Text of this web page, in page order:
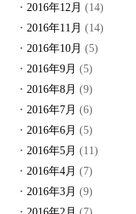
2016年12月 (14)
2016年11月 (14)
2016年10月 (5)
2016年9月 (5)
2016年8月 (9)
2016年7月 (6)
2016年6月 (5)
2016年5月 (11)
2016年4月 (7)
2016年3月 (9)